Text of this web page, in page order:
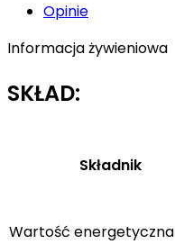
Opinie
Informacja żywieniowa
SKŁAD:
Składnik
Wartość energetyczna